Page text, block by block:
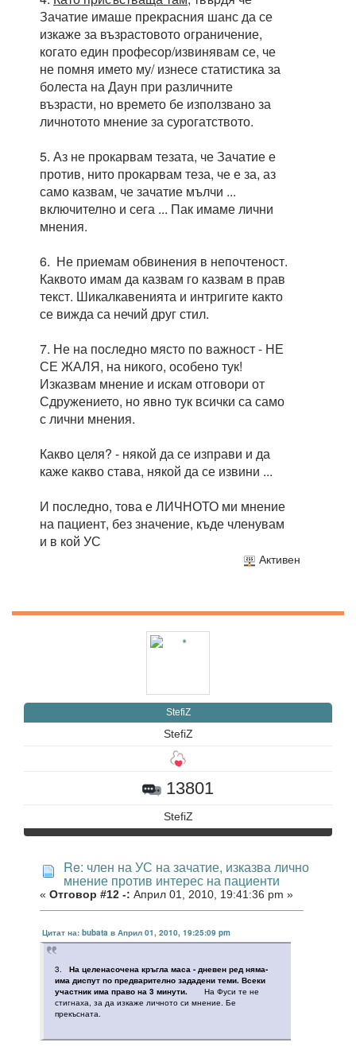
Зачатие имаше прекрасния шанс да се
изкаже за възрастовото ограничение,
когато един професор/извинявам се, че
не помня името му/ изнесе статистика за
болеста на Даун при различните
възрасти, но времето бе използвано за
личнотото мнение за сурогатството.
5. Аз не прокарвам тезата, че Зачатие е
против, нито прокарвам теза, че е за, аз
само казвам, че зачатие мълчи ...
включително и сега ... Пак имаме лични
мнения.
6. Не приемам обвинения в непочтеност.
Каквото имам да казвам го казвам в прав
текст. Шикалкавенията и интригите както
се вижда са нечий друг стил.
7. Не на последно място по важност - НЕ
СЕ ЖАЛЯ, на никого, особено тук!
Изказвам мнение и искам отговори от
Сдружението, но явно тук всички са само
с лични мнения.
Какво целя? - някой да се изправи и да
каже какво става, някой да се извини ...
И последно, това е ЛИЧНОТО ми мнение
на пациент, без значение, къде членувам
и в кой УС
Активен
StefiZ
StefiZ
13801
StefiZ
Re: член на УС на зачатие, изказва лично
мнение против интерес на пациенти
« Отговор #12 -: Април 01, 2010, 19:41:36 pm »
Цитат на: bubata в Април 01, 2010, 19:25:09 pm
3. На целенасочена кръгла маса - дневен ред няма-
има диспут по предварително зададени теми. Всеки
участник има право на 3 минути. На Фуси те не
стигнаха, за да изкаже личното си мнение. Бе
прекъсната.